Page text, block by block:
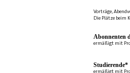
Vorträge,
Die Plätze beim
Abonnenten
ermäßigt mit
Studierende*
ermäßigt mit